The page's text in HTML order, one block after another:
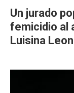
Un jurado
femicidio al
Luisina